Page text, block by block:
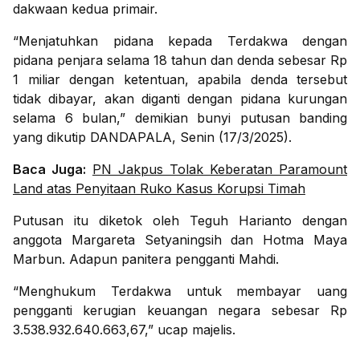
dakwaan kedua primair.
“Menjatuhkan pidana kepada Terdakwa dengan
pidana penjara selama 18 tahun dan denda sebesar Rp
1 miliar dengan ketentuan, apabila denda tersebut
tidak dibayar, akan diganti dengan pidana kurungan
selama 6 bulan,” demikian bunyi putusan banding
yang dikutip DANDAPALA, Senin (17/3/2025).
Baca Juga: PN Jakpus Tolak Keberatan Paramount
Land atas Penyitaan Ruko Kasus Korupsi Timah
Putusan itu diketok oleh Teguh Harianto dengan
anggota Margareta Setyaningsih dan Hotma Maya
Marbun. Adapun panitera pengganti Mahdi.
“Menghukum Terdakwa untuk membayar uang
pengganti kerugian keuangan negara sebesar Rp
3.538.932.640.663,67,” ucap majelis.